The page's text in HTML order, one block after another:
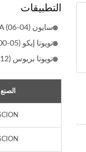
التطبيقات
سايون xA (06-04) سايون xB (06-04)
تويوتا إيكو (05-00) تويوتا بريوس (09-01)
تويوتا بريوس C (16-12) تويوتا ياريس (16-06)، (04)
الصنع